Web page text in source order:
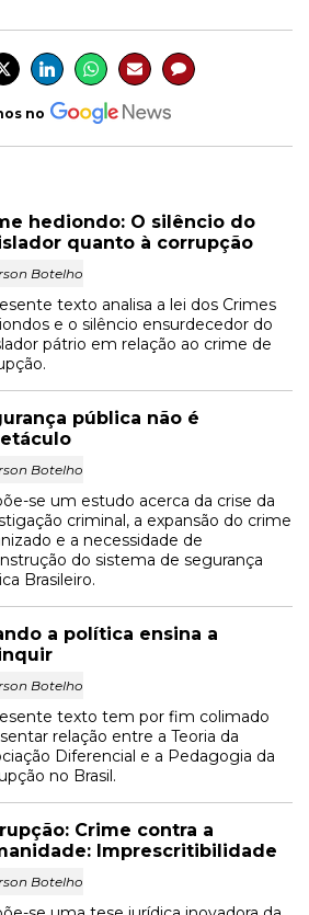
no
hediondo: O silêncio do
quanto à corrupção
Botelho
texto analisa a lei dos Crimes
e o silêncio ensurdecedor do
pátrio em relação ao crime de
pública não é
Botelho
se um estudo acerca da crise da
criminal, a expansão do crime
e a necessidade de
do sistema de segurança
Brasileiro.
a política ensina a
Botelho
texto tem por fim colimado
relação entre a Teoria da
Diferencial e a Pedagogia da
no Brasil.
Crime contra a
Imprescritibilidade
Botelho